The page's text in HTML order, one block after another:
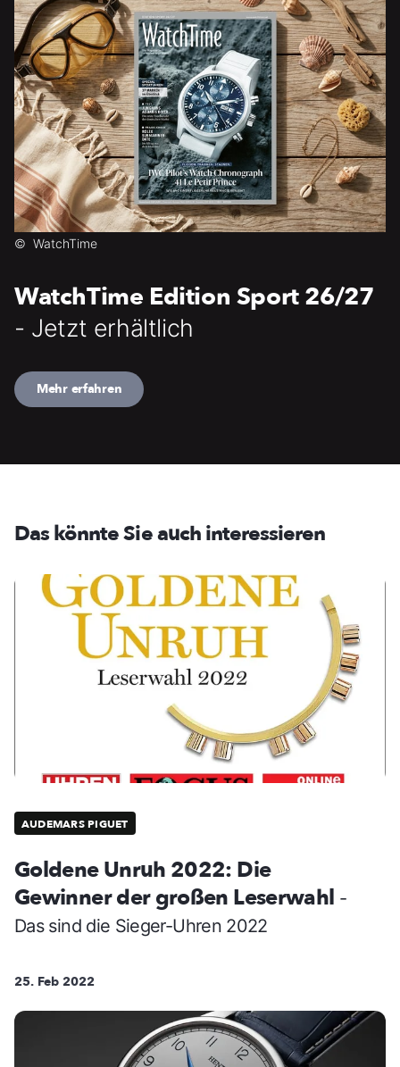
© WatchTime
WatchTime Edition Sport 26/27
- Jetzt erhältlich
Mehr erfahren
Das könnte Sie auch interessieren
AUDEMARS PIGUET
Goldene Unruh 2022: Die
Gewinner der großen Leserwahl -
Das sind die Sieger-Uhren 2022
25. Feb 2022